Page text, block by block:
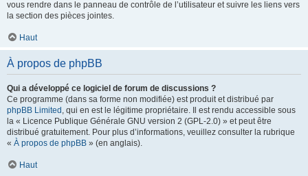
vous rendre dans le panneau de contrôle de l’utilisateur et suivre les liens vers
la section des pièces jointes.
Haut
À propos de phpBB
Qui a développé ce logiciel de forum de discussions ?
Ce programme (dans sa forme non modifiée) est produit et distribué par
phpBB Limited , qui en est le légitime propriétaire. Il est rendu accessible sous
la « Licence Publique Générale GNU version 2 (GPL-2.0) » et peut être
distribué gratuitement. Pour plus d’informations, veuillez consulter la rubrique
« À propos de phpBB » (en anglais).
Haut